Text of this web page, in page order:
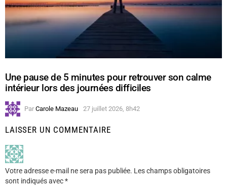
Une pause de 5 minutes pour retrouver son calme
intérieur lors des journées difficiles
Par Carole Mazeau 27 juillet 2026, 8h42
LAISSER UN COMMENTAIRE
Votre adresse e-mail ne sera pas publiée. Les champs obligatoires
sont indiqués avec*